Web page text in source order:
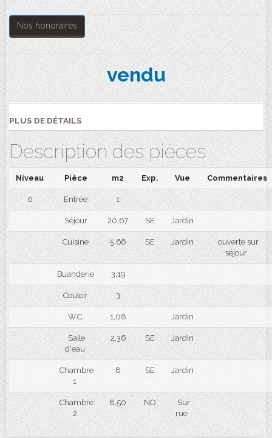
Nos honoraires
vendu
PLUS DE DÉTAILS
Description des pièces
Niveau Pièce m2 Exp. Vue Commentaires
0 Entrée 1
Séjour 20,67 SE Jardin
Cuisine 5,66 SE Jardin
ouverte sur
séjour
Buanderie 3,19
Couloir 3
W.C. 1,08 Jardin
Salle
d'eau
2,36 SE Jardin
Chambre
1
8 SE Jardin
Chambre
2
8,50 NO
Sur
rue